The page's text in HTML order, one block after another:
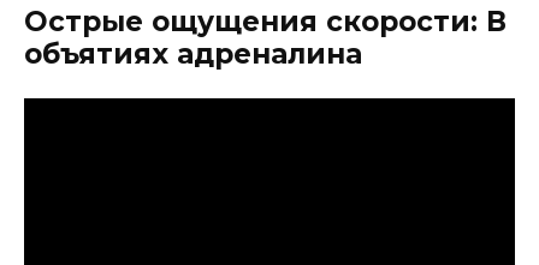
Острые ощущения скорости: В
объятиях адреналина